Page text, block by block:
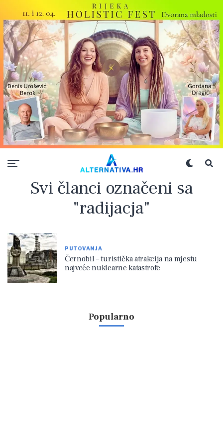
Svi članci označeni sa
"radijacja"
PUTOVANJA
Černobil – turistička atrakcija na mjestu
najveće nuklearne katastrofe
Popularno